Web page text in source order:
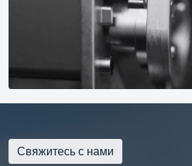
Свяжитесь с нами